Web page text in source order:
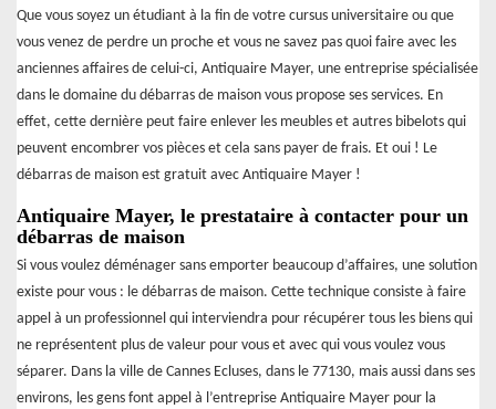
Que vous soyez un étudiant à la fin de votre cursus universitaire ou que
vous venez de perdre un proche et vous ne savez pas quoi faire avec les
anciennes affaires de celui-ci, Antiquaire Mayer, une entreprise spécialisée
dans le domaine du débarras de maison vous propose ses services. En
effet, cette dernière peut faire enlever les meubles et autres bibelots qui
peuvent encombrer vos pièces et cela sans payer de frais. Et oui ! Le
débarras de maison est gratuit avec Antiquaire Mayer !
Antiquaire Mayer, le prestataire à contacter pour un
débarras de maison
Si vous voulez déménager sans emporter beaucoup d’affaires, une solution
existe pour vous : le débarras de maison. Cette technique consiste à faire
appel à un professionnel qui interviendra pour récupérer tous les biens qui
ne représentent plus de valeur pour vous et avec qui vous voulez vous
séparer. Dans la ville de Cannes Ecluses, dans le 77130, mais aussi dans ses
environs, les gens font appel à l’entreprise Antiquaire Mayer pour la